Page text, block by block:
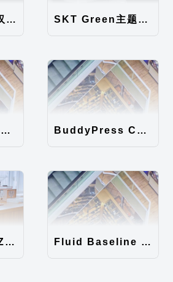
The Funk主题汉化包 SKT Green主题汉化包
Squared主题汉化包 BuddyPress Colours主题汉化包
Undistracted Zen主题汉化包 Fluid Baseline Grid主题汉化包